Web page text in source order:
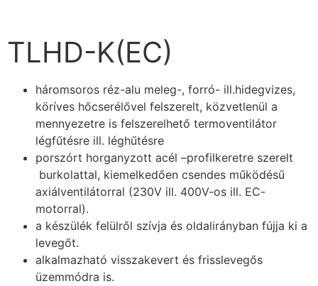
TLHD-K(EC)
háromsoros réz-alu meleg-, forró- ill.hidegvizes,
köríves hőcserélővel felszerelt, közvetlenül a
mennyezetre is felszerelhető termoventilátor
légfűtésre ill. léghűtésre
porszórt horganyzott acél –profilkeretre szerelt
burkolattal, kiemelkedően csendes működésű
axiálventilátorral (230V ill. 400V-os ill. EC-
motorral).
a készülék felülről szívja és oldalirányban fújja ki a
levegőt.
alkalmazható visszakevert és frisslevegős
üzemmódra is.